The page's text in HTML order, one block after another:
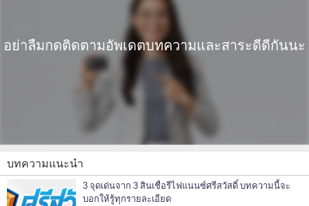
อย่าลืมกดติดตามอัพเดตบทความและสาระดีดีกันนะ
บทความแนะนำ
3 จุดเด่นจาก 3 สินเชื่อรีไฟแนนซ์ศรีสวัสดิ์ บทความนี้จะ
บอกให้รู้ทุกรายละเอียด